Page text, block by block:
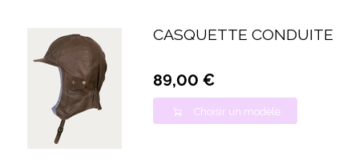
CASQUETTE CONDUITE
89,00 €
Choisir un modèle